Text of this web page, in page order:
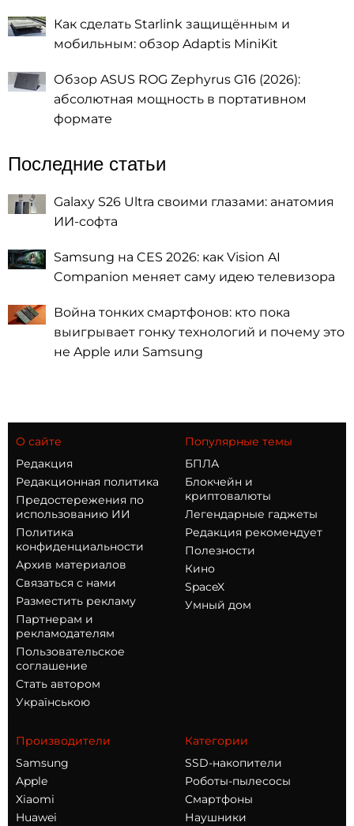
Как сделать Starlink защищённым и
мобильным: обзор Adaptis MiniKit
Обзор ASUS ROG Zephyrus G16 (2026):
абсолютная мощность в портативном
формате
Последние статьи
Galaxy S26 Ultra своими глазами: анатомия
ИИ-софта
Samsung на CES 2026: как Vision AI
Companion меняет саму идею телевизора
Война тонких смартфонов: кто пока
выигрывает гонку технологий и почему это
не Apple или Samsung
О сайте
Редакция
Редакционная политика
Предостережения по
использованию ИИ
Политика
конфиденциальности
Архив материалов
Связаться с нами
Разместить рекламу
Партнерам и
рекламодателям
Пользовательское
соглашение
Стать автором
Українською
Популярные темы
БПЛА
Блокчейн и
криптовалюты
Легендарные гаджеты
Редакция рекомендует
Полезности
Кино
SpaceX
Умный дом
Производители
Samsung
Apple
Xiaomi
Huawei
Категории
SSD-накопители
Роботы-пылесосы
Смартфоны
Наушники